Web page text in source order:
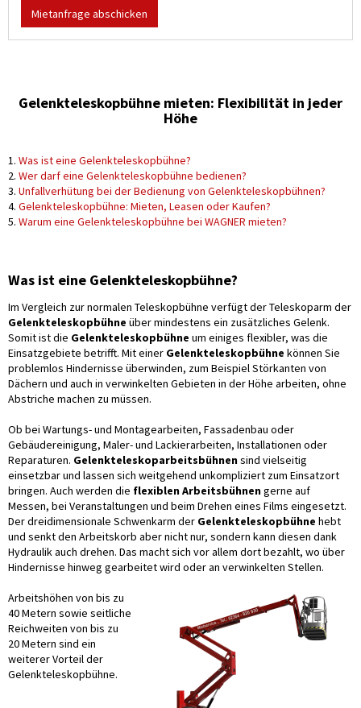
Mietanfrage abschicken
Gelenkteleskopbühne mieten: Flexibilität in jeder
Höhe
1. Was ist eine Gelenkteleskopbühne?
2. Wer darf eine Gelenkteleskopbühne bedienen?
3. Unfallverhütung bei der Bedienung von Gelenkteleskopbühnen?
4. Gelenkteleskopbühne: Mieten, Leasen oder Kaufen?
5. Warum eine Gelenkteleskopbühne bei WAGNER mieten?
Was ist eine Gelenkteleskopbühne?
Im Vergleich zur normalen Teleskopbühne verfügt der Teleskoparm der
Gelenkteleskopbühne über mindestens ein zusätzliches Gelenk.
Somit ist die Gelenkteleskopbühne um einiges flexibler, was die
Einsatzgebiete betrifft. Mit einer Gelenkteleskopbühne können Sie
problemlos Hindernisse überwinden, zum Beispiel Störkanten von
Dächern und auch in verwinkelten Gebieten in der Höhe arbeiten, ohne
Abstriche machen zu müssen.
Ob bei Wartungs- und Montagearbeiten, Fassadenbau oder
Gebäudereinigung, Maler- und Lackierarbeiten, Installationen oder
Reparaturen. Gelenkteleskoparbeitsbühnensind vielseitig
einsetzbar und lassen sich weitgehend unkompliziert zum Einsatzort
bringen. Auch werden die flexiblen Arbeitsbühnengerne auf
Messen, bei Veranstaltungen und beim Drehen eines Films eingesetzt.
Der dreidimensionale Schwenkarm der Gelenkteleskopbühne hebt
und senkt den Arbeitskorb aber nicht nur, sondern kann diesen dank
Hydraulik auch drehen. Das macht sich vor allem dort bezahlt, wo über
Hindernisse hinweg gearbeitet wird oder an verwinkelten Stellen.
Arbeitshöhen von bis zu
40 Metern sowie seitliche
Reichweiten von bis zu
20 Metern sind ein
weiterer Vorteil der
Gelenkteleskopbühne.